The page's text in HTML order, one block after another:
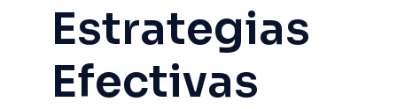
Estrategias
Efectivas